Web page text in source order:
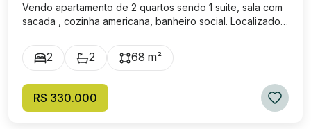
Vendo apartamento de 2 quartos sendo 1 suite, sala com
sacada , cozinha americana, banheiro social. Localizado
academia , sauna e portaria virtual. Oportunidade!!!
2 2 68 m²
R$ 330.000